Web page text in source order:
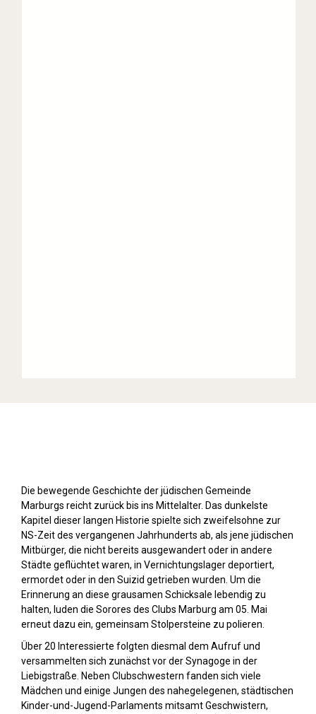
Die bewegende Geschichte der jüdischen Gemeinde
Marburgs reicht zurück bis ins Mittelalter. Das dunkelste
Kapitel dieser langen Historie spielte sich zweifelsohne zur
NS-Zeit des vergangenen Jahrhunderts ab, als jene jüdischen
Mitbürger, die nicht bereits ausgewandert oder in andere
Städte geflüchtet waren, in Vernichtungslager deportiert,
ermordet oder in den Suizid getrieben wurden. Um die
Erinnerung an diese grausamen Schicksale lebendig zu
halten, luden die Sorores des Clubs Marburg am 05. Mai
erneut dazu ein, gemeinsam Stolpersteine zu polieren.
Über 20 Interessierte folgten diesmal dem Aufruf und
versammelten sich zunächst vor der Synagoge in der
Liebigstraße. Neben Clubschwestern fanden sich viele
Mädchen und einige Jungen des nahegelegenen, städtischen
Kinder-und-Jugend-Parlaments mitsamt Geschwistern,